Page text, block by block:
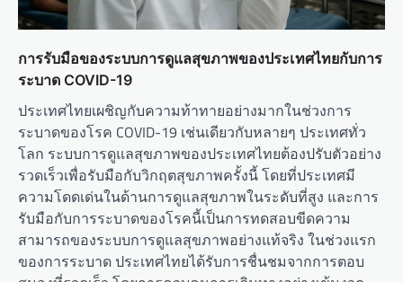
การรับมือของระบบการดูแลสุขภาพของประเทศไทยกับการ
ระบาด COVID-19
ประเทศไทยเผชิญกับความท้าทายอย่างมากในช่วงการ
ระบาดของโรค COVID-19 เช่นเดียวกับหลายๆ ประเทศทั่ว
โลก ระบบการดูแลสุขภาพของประเทศไทยต้องปรับตัวอย่าง
รวดเร็วเพื่อรับมือกับวิกฤตสุขภาพครั้งนี้ โดยที่ประเทศมี
ความโดดเด่นในด้านการดูแลสุขภาพในระดับที่สูง และการ
รับมือกับการระบาดของโรคนี้เป็นการทดสอบขีดความ
สามารถของระบบการดูแลสุขภาพอย่างแท้จริง ในช่วงแรก
ของการระบาด ประเทศไทยได้รับการชื่นชมจากการตอบ